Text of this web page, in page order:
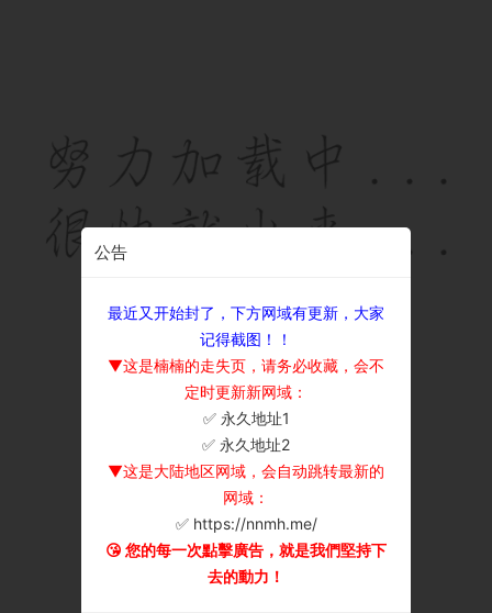
公告
最近又开始封了，下方网域有更新，大家
记得截图！！
▼这是楠楠的走失页，请务必收藏，会不
定时更新新网域：
✅ 永久地址1
✅ 永久地址2
▼这是大陆地区网域，会自动跳转最新的
网域：
✅ https://nnmh.me/
😘 您的每一次點擊廣告，就是我們堅持下
去的動力！